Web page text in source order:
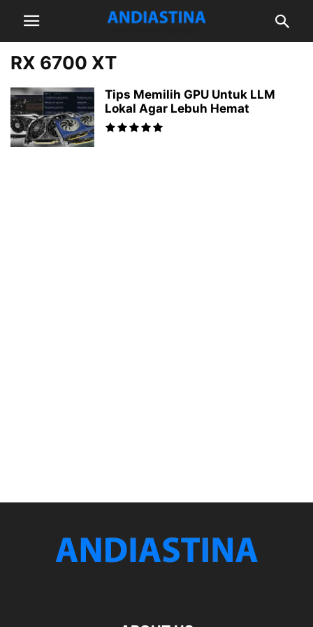
RX 6700 XT
Tips Memilih GPU Untuk LLM
Lokal Agar Lebuh Hemat